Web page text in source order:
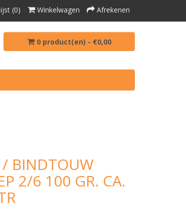
(0) Winkelwagen Afrekenen
0 product(en) - €0,00
BINDTOUW
2/6 100 GR. CA.